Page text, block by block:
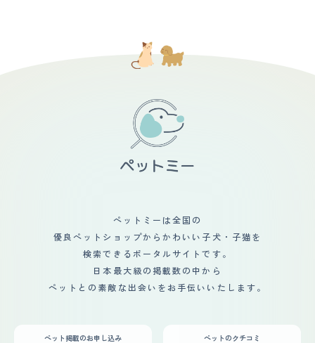
ョンが多くなり楽しい毎日になりました。
員です。 初めて見た時は目が綺麗で、顎のところに模様
があること、足の指が５本あること、他の子と少し違った
特性があるところに魅力を感じてこの子がいいなと思いま
ットモニターを使用して職場から様子を確認していまし
た。 帰った時にお迎えに来てくれる猫がいると思うと仕
事も頑張れるし、早く帰りたいと思うようになりました。
猫のことで家族の会話が増えたので家族の中も良くなった
と思います。我が家に来てくれて感謝でいっぱいです。
ペットミーは全国の
優良ペットショップからかわいい子犬・子猫を
検索できるポータルサイトです。
日本最大級の掲載数の中から
ペットとの素敵な出会いをお手伝いいたします。
ペット掲載のお申し込み ペットのクチコミ